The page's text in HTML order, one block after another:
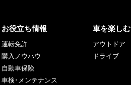
お役立ち情報
運転免許
購入ノウハウ
自動車保険
車検･メンテナンス
車を楽しむ
アウトドア
ドライブ